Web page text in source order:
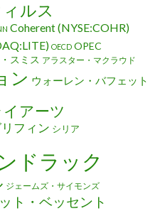
ルス
Coherent (NYSE:COHR)
OECD OPEC
スミス アラスター・マクラウド
ン ウォーレン・バフェット
アーツ
フィン シリア
ドラック
ジェームズ・サイモンズ
ト・ベッセント